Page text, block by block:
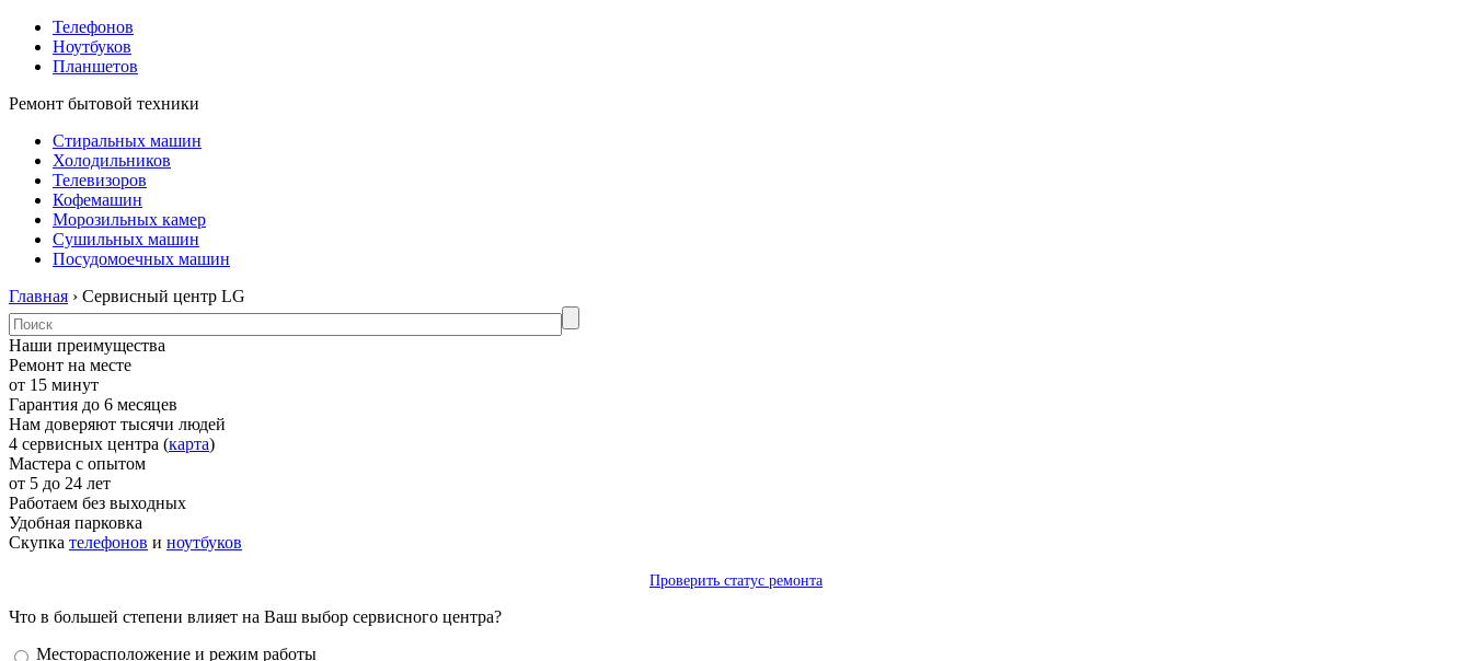
Телефонов
Ноутбуков
Планшетов
Ремонт бытовой техники
Стиральных машин
Холодильников
Телевизоров
Кофемашин
Морозильных камер
Сушильных машин
Посудомоечных машин
Главная › Сервисный центр LG
Наши преимущества
Ремонт на месте
от 15 минут
Гарантия до 6 месяцев
Нам доверяют тысячи людей
4 сервисных центра (карта)
Мастера с опытом
от 5 до 24 лет
Работаем без выходных
Удобная парковка
Скупка телефонов и ноутбуков
Проверить статус ремонта
Что в большей степени влияет на Ваш выбор сервисного центра?
Варианты
Месторасположение и режим работы